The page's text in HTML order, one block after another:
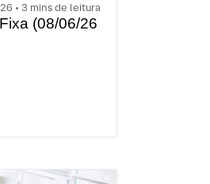
• 3 mins de leitura
(08/06/26